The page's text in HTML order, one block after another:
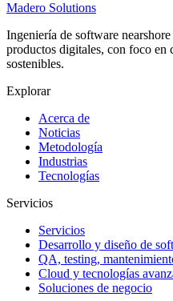
Madero Solutions
Ingeniería de software
productos digitales, con foco en
sostenibles.
Explorar
Acerca de
Noticias
Metodología
Industrias
Tecnologías
Servicios
Servicios
Desarrollo y diseño de
QA, testing,
Cloud y tecnologías
Soluciones de negocio